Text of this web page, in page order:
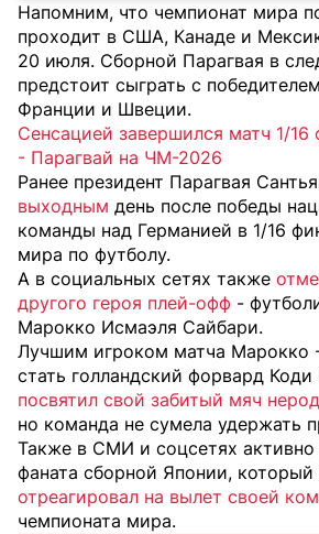
Напомним, что чемпионат мира
проходит в США, Канаде и
20 июля. Сборной Парагвая в
предстоит сыграть с
Франции и Швеции.
Сенсацией завершился матч 1/16
- Парагвай на ЧМ-2026
Ранее президент Парагвая
выходным день после победы
команды над Германией в 1/16
мира по футболу.
А в социальных сетях также
другого героя плей-офф -
Марокко Исмаэля Сайбари.
Лучшим игроком матча Марокко
стать голландский форвард Коди
посвятил свой забитый мяч
но команда не сумела удержать
Также в СМИ и соцсетях
фаната сборной Японии, который
отреагировал на вылет своей
чемпионата мира.